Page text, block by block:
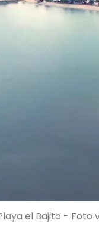
el Bajito - Foto